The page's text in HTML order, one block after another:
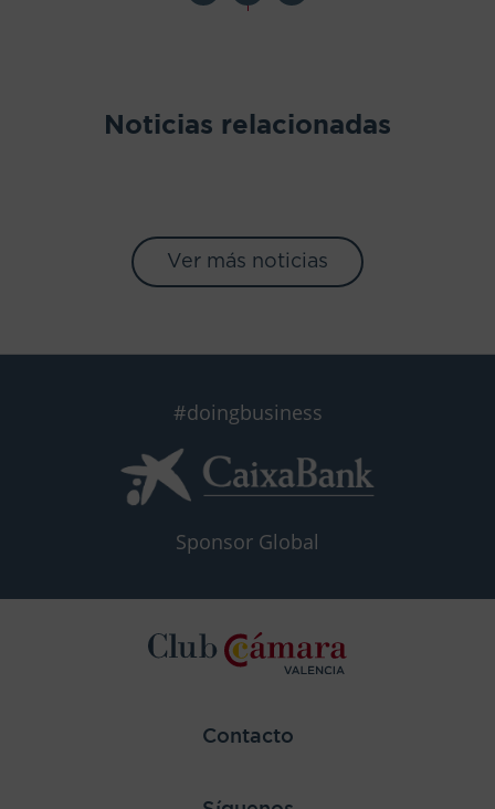
Noticias relacionadas
Ver más noticias
#doingbusiness
Sponsor Global
Contacto